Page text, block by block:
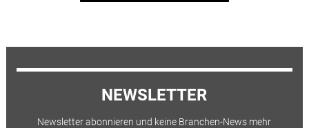
NEWSLETTER
Newsletter abonnieren und keine Branchen-News mehr